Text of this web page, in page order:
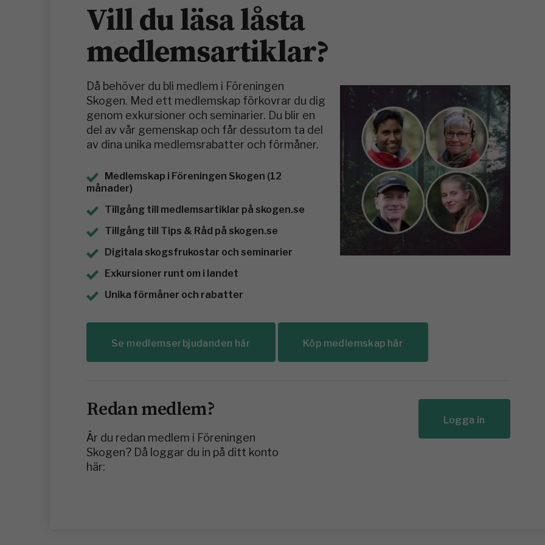
Vill du läsa låsta
medlemsartiklar?
Då behöver du bli medlem i Föreningen
Skogen. Med ett medlemskap förkovrar du dig
genom exkursioner och seminarier. Du blir en
del av vår gemenskap och får dessutom ta del
av dina unika medlemsrabatter och förmåner.
Medlemskap i Föreningen Skogen (12
månader)
Tillgång till medlemsartiklar på skogen.se
Tillgång till Tips & Råd på skogen.se
Digitala skogsfrukostar och seminarier
Exkursioner runt om i landet
Unika förmåner och rabatter
Se medlemserbjudanden här Köp medlemskap här
Redan medlem?
Är du redan medlem i Föreningen
Skogen? Då loggar du in på ditt konto
här:
Logga in